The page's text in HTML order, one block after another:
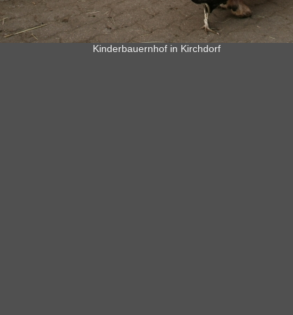
Kinderbauernhof in Kirchdorf